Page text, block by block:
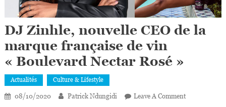
DJ Zinhle, nouvelle CEO de la
marque française de vin
« Boulevard Nectar Rosé »
Actualités Culture & Lifestyle
08/10/2020 Patrick Ndungidi Leave A CommentOn